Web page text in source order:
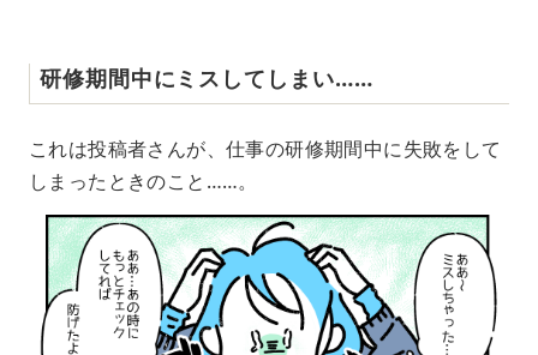
研修期間中にミスしてしまい……
これは投稿者さんが、仕事の研修期間中に失敗をして
しまったときのこと……。